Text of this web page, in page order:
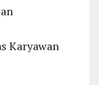
Karyawan